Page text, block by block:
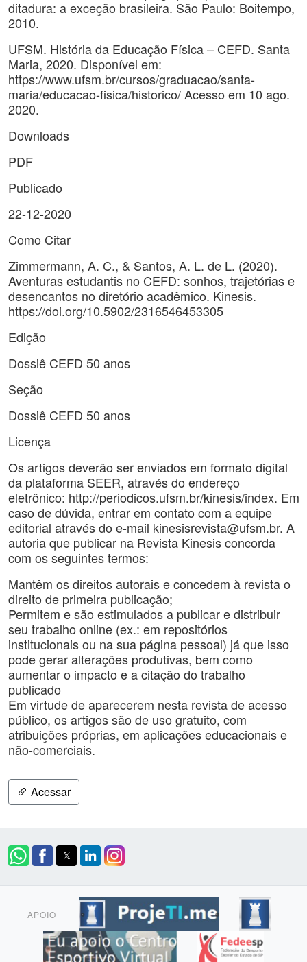
ditadura: a exceção brasileira. São Paulo: Boitempo,
2010.
UFSM. História da Educação Física – CEFD. Santa
Maria, 2020. Disponível em:
https://www.ufsm.br/cursos/graduacao/santa-
maria/educacao-fisica/historico/ Acesso em 10 ago.
2020.
Downloads
PDF
Publicado
22-12-2020
Como Citar
Zimmermann, A. C., & Santos, A. L. de L. (2020).
Aventuras estudantis no CEFD: sonhos, trajetórias e
desencantos no diretório acadêmico. Kinesis.
https://doi.org/10.5902/2316546453305
Edição
Dossiê CEFD 50 anos
Seção
Dossiê CEFD 50 anos
Licença
Os artigos deverão ser enviados em formato digital
da plataforma SEER, através do endereço
eletrônico: http://periodicos.ufsm.br/kinesis/index. Em
caso de dúvida, entrar em contato com a equipe
editorial através do e-mail kinesisrevista@ufsm.br. A
autoria que publicar na Revista Kinesis concorda
com os seguintes termos:
Mantêm os direitos autorais e concedem à revista o
direito de primeira publicação;
Permitem e são estimulados a publicar e distribuir
seu trabalho online (ex.: em repositórios
institucionais ou na sua página pessoal) já que isso
pode gerar alterações produtivas, bem como
aumentar o impacto e a citação do trabalho
publicado
Em virtude de aparecerem nesta revista de acesso
público, os artigos são de uso gratuito, com
atribuições próprias, em aplicações educacionais e
não-comerciais.
Acessar
APOIO